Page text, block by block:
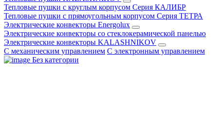
Тепловые пушки с круглым корпусом Серия КАЛИБР
Тепловые пушки с прямоугольным корпусом Серия ТЕТРА
Электрические конвекторы Energolux
Электрические конвекторы со стеклокерамической панелью
Электрические конвекторы KALASHNIKOV
С механическим управлением С электронным управлением
Без категории